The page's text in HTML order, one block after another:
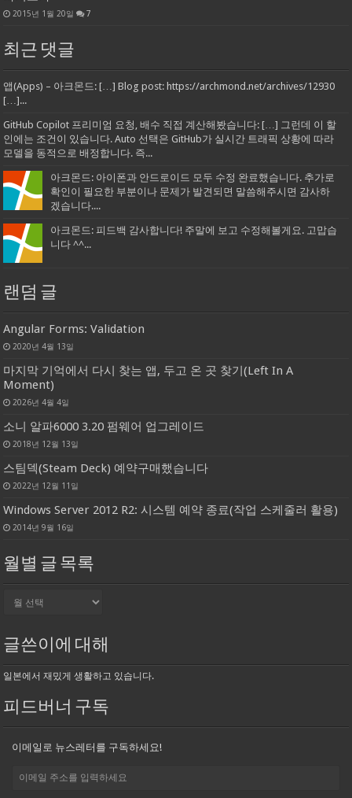
2015년 1월 20일 7
최근 댓글
앱(Apps) – 아크몬드: […] Blog post: https://archmond.net/archives/12930
[…]...
GitHub Copilot 프리미엄 요청, 배수 직접 계산해봤습니다: […] 그런데 이 할
인에는 조건이 있습니다. Auto 선택은 GitHub가 실시간 트래픽 상황에 따라
모델을 동적으로 배정합니다. 즉...
아크몬드: 아이폰과 안드로이드 모두 수정 완료했습니다. 추가로
확인이 필요한 부분이나 문제가 발견되면 말씀해주시면 감사하
겠습니다....
아크몬드: 피드백 감사합니다! 주말에 보고 수정해볼게요. 고맙습
니다 ^^...
랜덤 글
Angular Forms: Validation
2020년 4월 13일
마지막 기억에서 다시 찾는 앱, 두고 온 곳 찾기(Left In A
Moment)
2026년 4월 4일
소니 알파6000 3.20 펌웨어 업그레이드
2018년 12월 13일
스팀덱(Steam Deck) 예약구매했습니다
2022년 12월 11일
Windows Server 2012 R2: 시스템 예약 종료(작업 스케줄러 활용)
2014년 9월 16일
월별 글 목록
목
록
글쓴이에 대해
일본에서 재밌게 생활하고 있습니다.
피드버너 구독
이메일로 뉴스레터를 구독하세요!